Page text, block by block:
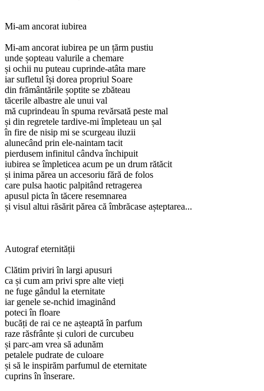
Mi-am ancorat iubirea
Mi-am ancorat iubirea pe un țărm pustiu
unde șopteau valurile a chemare
și ochii nu puteau cuprinde-atâta mare
iar sufletul își dorea propriul Soare
din frământările șoptite se zbăteau
tăcerile albastre ale unui val
mă cuprindeau în spuma revărsată peste mal
și din regretele tardive-mi împleteau un șal
în fire de nisip mi se scurgeau iluzii
alunecând prin ele-naintam tacit
pierdusem infinitul cândva închipuit
iubirea se împleticea acum pe un drum rătăcit
și inima părea un accesoriu fără de folos
care pulsa haotic palpitând retragerea
apusul picta în tăcere resemnarea
și visul altui răsărit părea că îmbrăcase așteptarea...
Autograf eternității
Clătim priviri în largi apusuri
ca și cum am privi spre alte vieți
ne fuge gândul la eternitate
iar genele se-nchid imaginând
poteci în floare
bucăți de rai ce ne așteaptă în parfum
raze răsfrânte și culori de curcubeu
și parc-am vrea să adunăm
petalele pudrate de culoare
și să le inspirăm parfumul de eternitate
cuprins în înserare.